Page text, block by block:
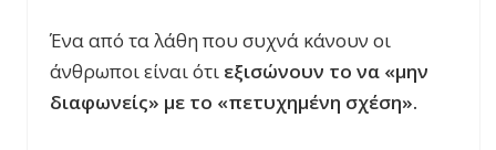
Ένα από τα λάθη που συχνά κάνουν οι
άνθρωποι είναι ότι εξισώνουν το να «μην
διαφωνείς» με το «πετυχημένη σχέση».